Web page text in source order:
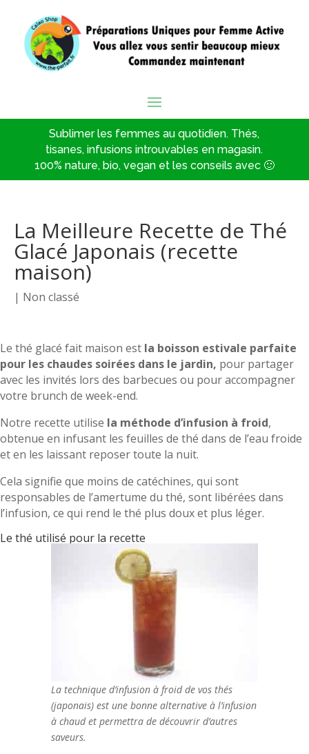
Sublimer les femmes au quotidien. Thés,
tisanes, infusions introuvables en magasin.
100% nature, bio, vegan et les conseils avec 🙂
La Meilleure Recette de Thé
Glacé Japonais (recette
maison)
| Non classé
Le thé glacé fait maison est la boisson estivale parfaite
pour les chaudes soirées dans le jardin, pour partager
avec les invités lors des barbecues ou pour accompagner
votre brunch de week-end.
Notre recette utilise la méthode d’infusion à froid,
obtenue en infusant les feuilles de thé dans de l’eau froide
et en les laissant reposer toute la nuit.
Cela signifie que moins de catéchines, qui sont
responsables de l’amertume du thé, sont libérées dans
l’infusion, ce qui rend le thé plus doux et plus léger.
Le thé utilisé pour la recette
La technique d’infusion à froid de vos thés
(japonais) est une bonne alternative à l’infusion
à chaud et permettra de découvrir d’autres
saveurs.